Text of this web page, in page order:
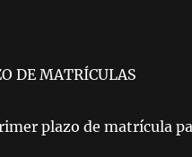
DE MATRÍCULAS
plazo de matrícula